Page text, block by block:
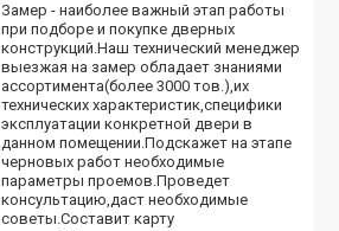
Замер - наиболее важный этап работы
при подборе и покупке дверных
конструкций.Наш технический менеджер
выезжая на замер обладает знаниями
ассортимента(более 3000 тов.),их
технических характеристик,специфики
эксплуатации конкретной двери в
данном помещении.Подскажет на этапе
черновых работ необходимые
параметры проемов.Проведет
консультацию,даст необходимые
советы.Составит карту